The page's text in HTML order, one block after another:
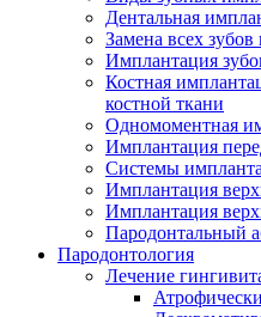
Дентальная
Замена всех
Имплантация
Костная
костной ткани
Одномоментная
Имплантация
Системы
Имплантация
Имплантация
Пародонтальный
Пародонтология
Лечение